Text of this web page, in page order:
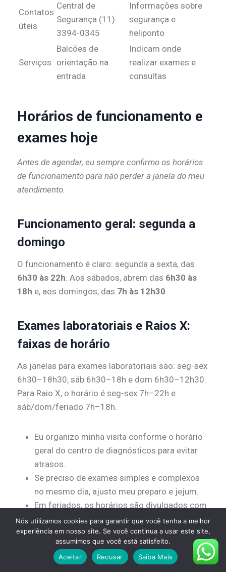
Contatos
úteis
Central de
Segurança (11)
3394-0345
Informações sobre
segurança e
heliponto
Serviços
Balcões de
orientação na
entrada
Indicam onde
realizar exames e
consultas
Horários de funcionamento e
exames hoje
Antes de agendar, eu sempre confirmo os horários
de funcionamento para não perder a janela do meu
atendimento.
Funcionamento geral: segunda a
domingo
O funcionamento é claro: segunda a sexta, das
6h30 às 22h. Aos sábados, abrem das 6h30 às
18h e, aos domingos, das 7h às 12h30.
Exames laboratoriais e Raios X:
faixas de horário
As janelas para exames laboratoriais são: seg-sex
6h30–18h30, sáb 6h30–18h e dom 6h30–12h30.
Para Raio X, o horário é seg-sex 7h–22h e
sáb/dom/feriado 7h–18h.
Eu organizo minha visita conforme o horário
geral do centro de diagnósticos para evitar
atrasos.
Se preciso de exames simples e complexos
no mesmo dia, ajusto meu preparo e jejum.
Em feriados, os horários são divulgados com
48 horas de antecedência.
Consigo planejar o deslocamento pelarua
adma jafete evitar picos de tráfego.
Nós utilizamos cookies para garantir que você tenha a melhor
experiência em nosso site. Se você continua a usar este site,
assumimos que você está satisfeito.
Aceitar
Recusar Saiba Mais